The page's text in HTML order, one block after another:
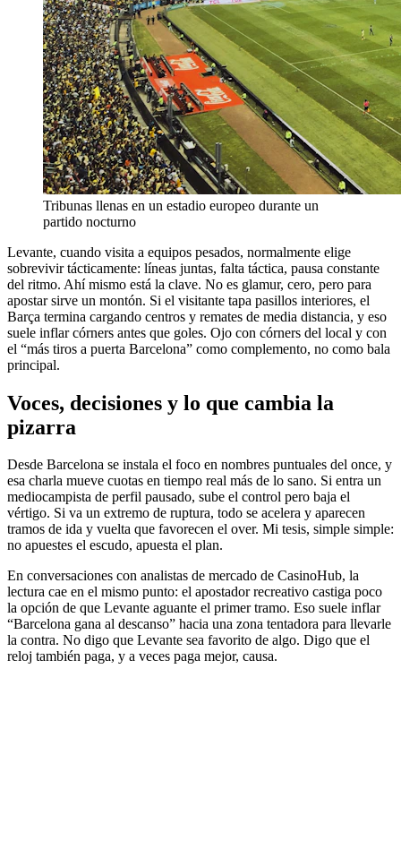
Tribunas llenas en un estadio europeo durante un
partido nocturno
Levante, cuando visita a equipos pesados, normalmente elige
sobrevivir tácticamente: líneas juntas, falta táctica, pausa constante
del ritmo. Ahí mismo está la clave. No es glamur, cero, pero para
apostar sirve un montón. Si el visitante tapa pasillos interiores, el
Barça termina cargando centros y remates de media distancia, y eso
suele inflar córners antes que goles. Ojo con córners del local y con
el “más tiros a puerta Barcelona” como complemento, no como bala
principal.
Voces, decisiones y lo que cambia la
pizarra
Desde Barcelona se instala el foco en nombres puntuales del once, y
esa charla mueve cuotas en tiempo real más de lo sano. Si entra un
mediocampista de perfil pausado, sube el control pero baja el
vértigo. Si va un extremo de ruptura, todo se acelera y aparecen
tramos de ida y vuelta que favorecen el over. Mi tesis, simple simple:
no apuestes el escudo, apuesta el plan.
En conversaciones con analistas de mercado de CasinoHub, la
lectura cae en el mismo punto: el apostador recreativo castiga poco
la opción de que Levante aguante el primer tramo. Eso suele inflar
“Barcelona gana al descanso” hacia una zona tentadora para llevarle
la contra. No digo que Levante sea favorito de algo. Digo que el
reloj también paga, y a veces paga mejor, causa.